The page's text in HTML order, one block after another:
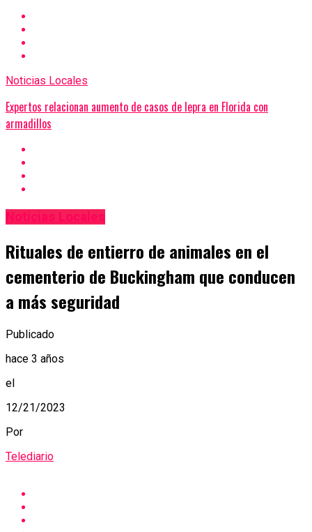
Noticias Locales
Expertos relacionan aumento de casos de lepra en Florida con
armadillos
Noticias Locales
Rituales de entierro de animales en el
cementerio de Buckingham que conducen
a más seguridad
Publicado
hace 3 años
el
12/21/2023
Por
Telediario